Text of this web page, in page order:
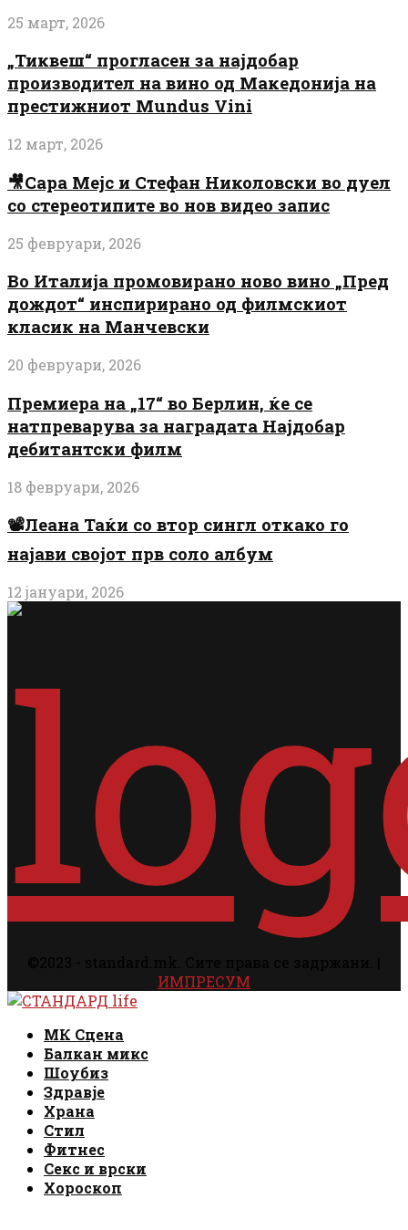
25 март, 2026
„Тиквеш“ прогласен за најдобар
производител на вино од Македонија на
престижниот Mundus Vini
12 март, 2026
🎥Сара Мејс и Стефан Николовски во дуел
со стереотипите во нов видео запис
25 февруари, 2026
Во Италија промовирано ново вино „Пред
дождот“ инспирирано од филмскиот
класик на Манчевски
20 февруари, 2026
Премиера на „17“ во Берлин, ќе се
натпреварува за наградата Најдобар
дебитантски филм
18 февруари, 2026
📽️Леана Таќи со втор сингл откако го
најави својот прв соло албум
12 јануари, 2026
ИМПРЕСУМ
Facebook
Instagram
Email
Rss
МК Сцена
Балкан микс
Шоубиз
Здравје
Храна
Стил
Фитнес
Секс и врски
Хороскоп